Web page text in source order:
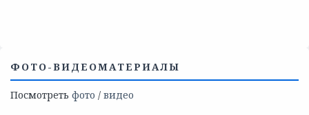
ФОТО-ВИДЕОМАТЕРИАЛЫ
Посмотреть фото / видео